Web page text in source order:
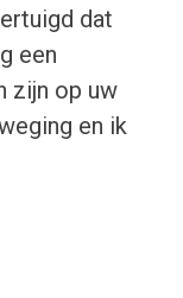
dat
een
zijn op uw
en ik